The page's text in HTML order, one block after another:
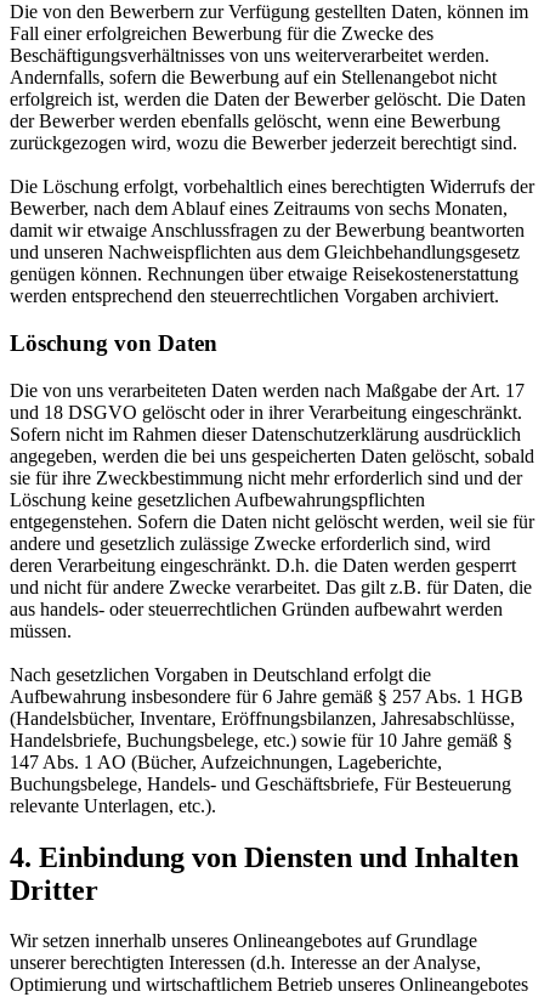
Die von den Bewerbern zur Verfügung gestellten Daten, können im
Fall einer erfolgreichen Bewerbung für die Zwecke des
Beschäftigungsverhältnisses von uns weiterverarbeitet werden.
Andernfalls, sofern die Bewerbung auf ein Stellenangebot nicht
erfolgreich ist, werden die Daten der Bewerber gelöscht. Die Daten
der Bewerber werden ebenfalls gelöscht, wenn eine Bewerbung
zurückgezogen wird, wozu die Bewerber jederzeit berechtigt sind.
Die Löschung erfolgt, vorbehaltlich eines berechtigten Widerrufs der
Bewerber, nach dem Ablauf eines Zeitraums von sechs Monaten,
damit wir etwaige Anschlussfragen zu der Bewerbung beantworten
und unseren Nachweispflichten aus dem Gleichbehandlungsgesetz
genügen können. Rechnungen über etwaige Reisekostenerstattung
werden entsprechend den steuerrechtlichen Vorgaben archiviert.
Löschung von Daten
Die von uns verarbeiteten Daten werden nach Maßgabe der Art. 17
und 18 DSGVO gelöscht oder in ihrer Verarbeitung eingeschränkt.
Sofern nicht im Rahmen dieser Datenschutzerklärung ausdrücklich
angegeben, werden die bei uns gespeicherten Daten gelöscht, sobald
sie für ihre Zweckbestimmung nicht mehr erforderlich sind und der
Löschung keine gesetzlichen Aufbewahrungspflichten
entgegenstehen. Sofern die Daten nicht gelöscht werden, weil sie für
andere und gesetzlich zulässige Zwecke erforderlich sind, wird
deren Verarbeitung eingeschränkt. D.h. die Daten werden gesperrt
und nicht für andere Zwecke verarbeitet. Das gilt z.B. für Daten, die
aus handels- oder steuerrechtlichen Gründen aufbewahrt werden
müssen.
Nach gesetzlichen Vorgaben in Deutschland erfolgt die
Aufbewahrung insbesondere für 6 Jahre gemäß § 257 Abs. 1 HGB
(Handelsbücher, Inventare, Eröffnungsbilanzen, Jahresabschlüsse,
Handelsbriefe, Buchungsbelege, etc.) sowie für 10 Jahre gemäß §
147 Abs. 1 AO (Bücher, Aufzeichnungen, Lageberichte,
Buchungsbelege, Handels- und Geschäftsbriefe, Für Besteuerung
relevante Unterlagen, etc.).
4. Einbindung von Diensten und Inhalten
Dritter
Wir setzen innerhalb unseres Onlineangebotes auf Grundlage
unserer berechtigten Interessen (d.h. Interesse an der Analyse,
Optimierung und wirtschaftlichem Betrieb unseres Onlineangebotes